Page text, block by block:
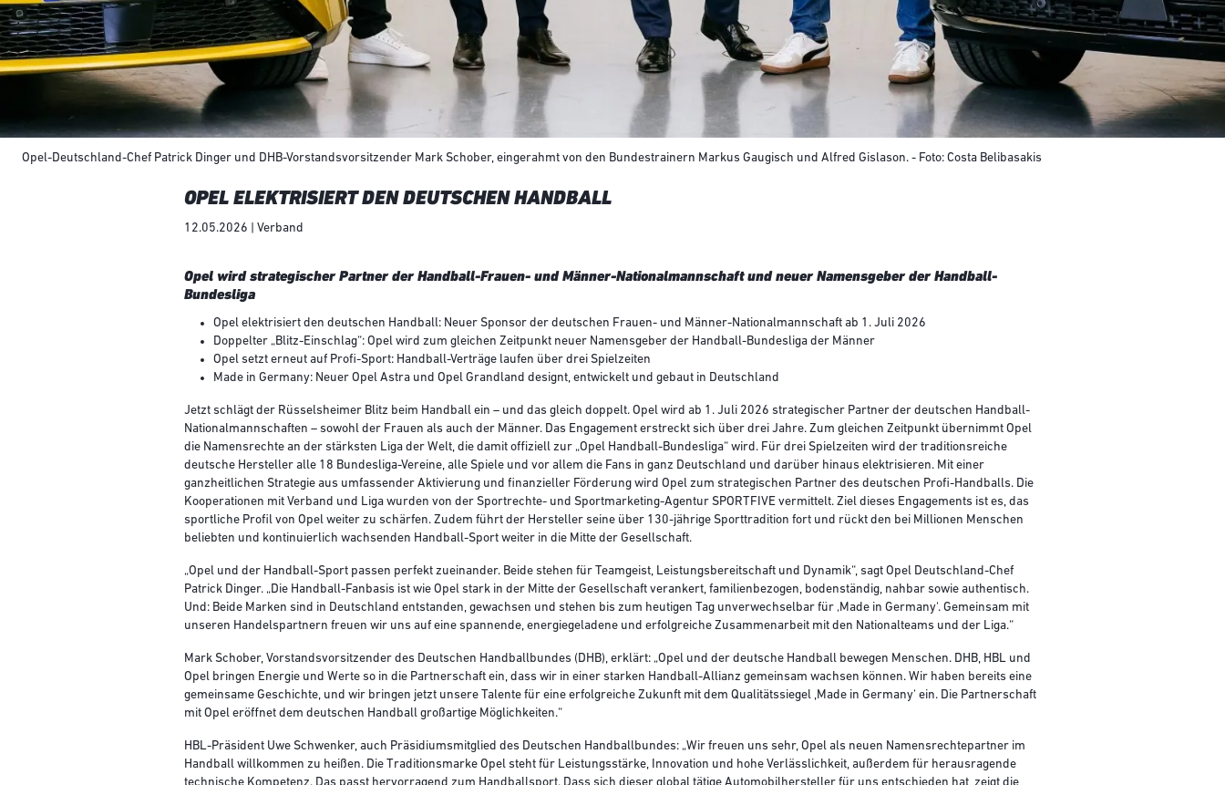
Opel-Deutschland-Chef Patrick Dinger und DHB-Vorstandsvorsitzender Mark Schober, eingerahmt von den Bundestrainern Markus Gaugisch und Alfred Gislason. - Foto: Costa Belibasakis
OPEL ELEKTRISIERT DEN DEUTSCHEN HANDBALL
12.05.2026 | Verband
Opel wird strategischer Partner der Handball-Frauen- und Männer-Nationalmannschaft und neuer Namensgeber der Handball-
Bundesliga
Opel elektrisiert den deutschen Handball: Neuer Sponsor der deutschen Frauen- und Männer-Nationalmannschaft ab 1. Juli 2026
Doppelter „Blitz-Einschlag“: Opel wird zum gleichen Zeitpunkt neuer Namensgeber der Handball-Bundesliga der Männer
Opel setzt erneut auf Profi-Sport: Handball-Verträge laufen über drei Spielzeiten
Made in Germany: Neuer Opel Astra und Opel Grandland designt, entwickelt und gebaut in Deutschland
Jetzt schlägt der Rüsselsheimer Blitz beim Handball ein – und das gleich doppelt. Opel wird ab 1. Juli 2026 strategischer Partner der deutschen Handball-
Nationalmannschaften – sowohl der Frauen als auch der Männer. Das Engagement erstreckt sich über drei Jahre. Zum gleichen Zeitpunkt übernimmt Opel
die Namensrechte an der stärksten Liga der Welt, die damit offiziell zur „Opel Handball-Bundesliga“ wird. Für drei Spielzeiten wird der traditionsreiche
deutsche Hersteller alle 18 Bundesliga-Vereine, alle Spiele und vor allem die Fans in ganz Deutschland und darüber hinaus elektrisieren. Mit einer
ganzheitlichen Strategie aus umfassender Aktivierung und finanzieller Förderung wird Opel zum strategischen Partner des deutschen Profi-Handballs. Die
Kooperationen mit Verband und Liga wurden von der Sportrechte- und Sportmarketing-Agentur SPORTFIVE vermittelt. Ziel dieses Engagements ist es, das
sportliche Profil von Opel weiter zu schärfen. Zudem führt der Hersteller seine über 130-jährige Sporttradition fort und rückt den bei Millionen Menschen
beliebten und kontinuierlich wachsenden Handball-Sport weiter in die Mitte der Gesellschaft.
„Opel und der Handball-Sport passen perfekt zueinander. Beide stehen für Teamgeist, Leistungsbereitschaft und Dynamik“, sagt Opel Deutschland-Chef
Patrick Dinger. „Die Handball-Fanbasis ist wie Opel stark in der Mitte der Gesellschaft verankert, familienbezogen, bodenständig, nahbar sowie authentisch.
Und: Beide Marken sind in Deutschland entstanden, gewachsen und stehen bis zum heutigen Tag unverwechselbar für ‚Made in Germany‘. Gemeinsam mit
unseren Handelspartnern freuen wir uns auf eine spannende, energiegeladene und erfolgreiche Zusammenarbeit mit den Nationalteams und der Liga.“
Mark Schober, Vorstandsvorsitzender des Deutschen Handballbundes (DHB), erklärt: „Opel und der deutsche Handball bewegen Menschen. DHB, HBL und
Opel bringen Energie und Werte so in die Partnerschaft ein, dass wir in einer starken Handball-Allianz gemeinsam wachsen können. Wir haben bereits eine
gemeinsame Geschichte, und wir bringen jetzt unsere Talente für eine erfolgreiche Zukunft mit dem Qualitätssiegel ,Made in Germany‘ ein. Die Partnerschaft
mit Opel eröffnet dem deutschen Handball großartige Möglichkeiten.“
HBL-Präsident Uwe Schwenker, auch Präsidiumsmitglied des Deutschen Handballbundes: „Wir freuen uns sehr, Opel als neuen Namensrechtepartner im
Handball willkommen zu heißen. Die Traditionsmarke Opel steht für Leistungsstärke, Innovation und hohe Verlässlichkeit, außerdem für herausragende